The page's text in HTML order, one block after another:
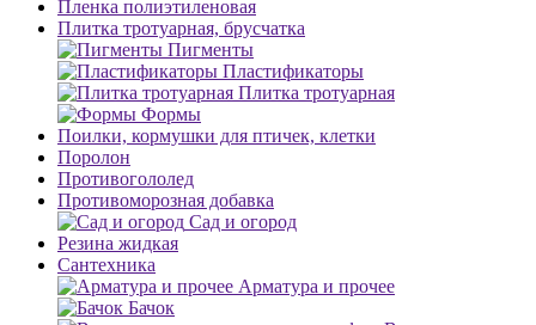
Пленка полиэтиленовая
Плитка тротуарная, брусчатка
Пигменты
Пластификаторы
Плитка тротуарная
Формы
Поилки, кормушки для птичек, клетки
Поролон
Противогололед
Противоморозная добавка
Сад и огород
Резина жидкая
Сантехника
Арматура и прочее
Бачок